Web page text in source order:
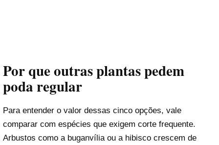
Por que outras plantas pedem
poda regular
Para entender o valor dessas cinco opções, vale
comparar com espécies que exigem corte frequente.
Arbustos como a buganvília ou a hibisco crescem de